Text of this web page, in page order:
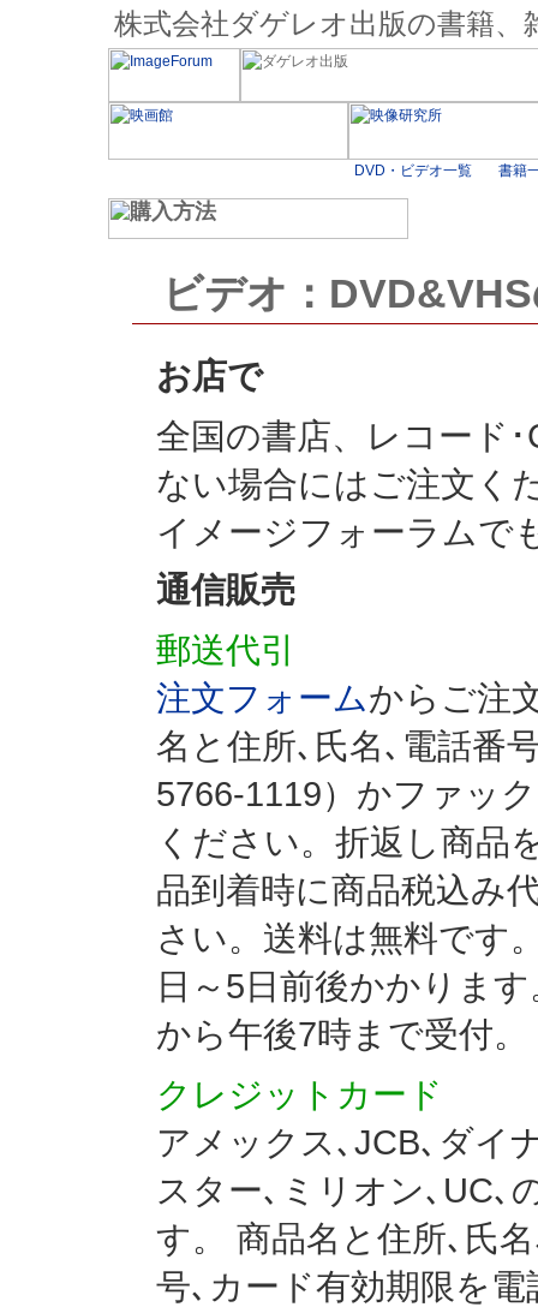
株式会社ダゲレオ出版の書籍
ビデオ：
お店で
全国の書店、レコード
ない場合にはご注文く
イメージフォーラムで
通信販売
郵送代引
注文フォームからご注
名と住所､氏名､電話番
5766-1119）かファッ
ください。折返し商品
品到着時に商品税込み
さい。送料は無料です
日～5日前後かかりま
から午後7時まで受付。
クレジットカード
アメックス､JCB､ダイ
スター､ミリオン､UC､
す。 商品名と住所､氏
号､カード有効期限を